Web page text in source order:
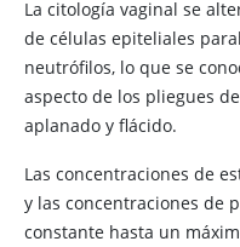
La citología vaginal se
de células epiteliales
neutrófilos, lo que se
aspecto de los pliegues
aplanado y flácido.
Las concentraciones de
y las concentraciones de
constante hasta un